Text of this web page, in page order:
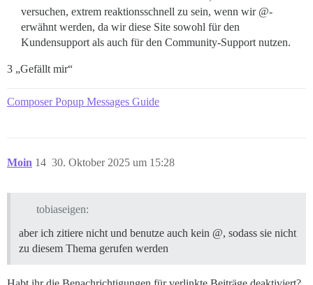
versuchen, extrem reaktionsschnell zu sein, wenn wir @-
erwähnt werden, da wir diese Site sowohl für den
Kundensupport als auch für den Community-Support nutzen.
3 „Gefällt mir“
Composer Popup Messages Guide
Moin 30. Oktober 2025 um 15:28
14
tobiaseigen:
aber ich zitiere nicht und benutze auch kein @, sodass sie nicht
zu diesem Thema gerufen werden